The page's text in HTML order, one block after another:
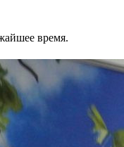
время.